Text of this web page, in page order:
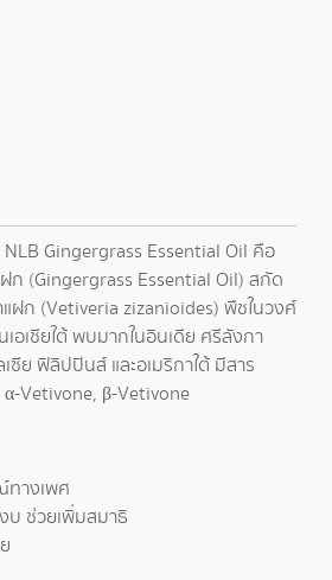
Gingergrass Essential Oil คือ
ก (Gingergrass Essential Oil) สกัด
ฝก (Vetiveria zizanioides) พืชในวงศ์
เอเชียใต้ พบมากในอินเดีย ศรีลังกา
เซีย ฟิลิปปินส์ และอเมริกาใต้ มีสาร
Vetivone, β-Vetivone
ทางเพศ
บ ช่วยเพิ่มสมาธิ